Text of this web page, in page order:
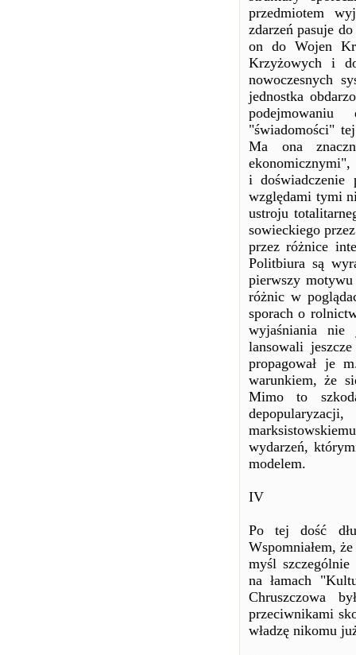
przedmiotem
zdarzeń pasuje
on do Wojen
Krzyżowych i
nowoczesnych
jednostka
"świadomości"
Ma ona
ekonomicznymi",
i doświadczenie
względami tymi
ustroju
sowieckiego
przez różnice
Politbiura są
pierwszy
różnic w
sporach o
wyjaśniania nie
lansowali
propagował je
warunkiem, że
Mimo to
wydarzeń,
modelem.
IV
Po tej dość
Wspomniałem,
myśl szczególnie
na łamach
Chruszczowa
przeciwnikami
władzę nikomu